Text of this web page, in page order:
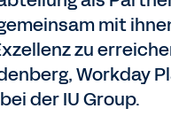
mit
zu
Workday
der IU Group.